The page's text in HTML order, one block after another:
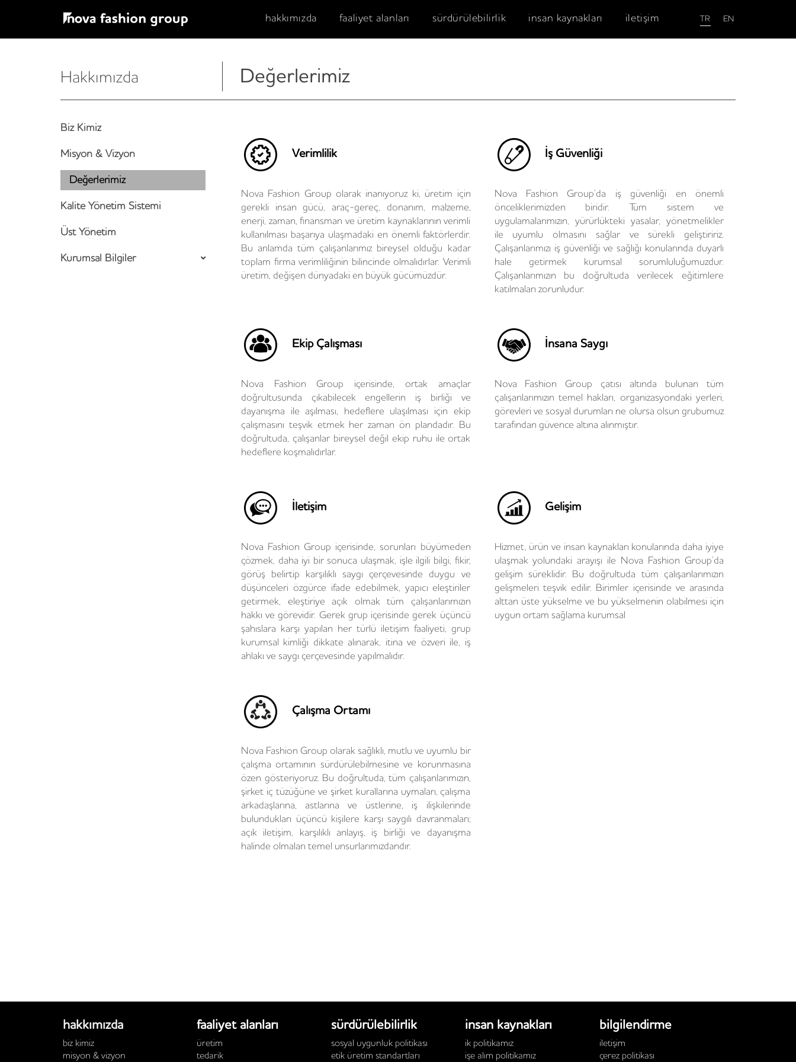
hakkımızda faaliyet alanları sürdürülebilirlik insan kaynakları iletişim TR EN
Hakkımızda Değerlerimiz
Biz Kimiz
Misyon & Vizyon
Değerlerimiz
Kalite Yönetim Sistemi
Üst Yönetim
Kurumsal Bilgiler
Verimlilik
Nova Fashion Group olarak inanıyoruz ki, üretim için
gerekli insan gücü, araç-gereç, donanım, malzeme,
enerji, zaman, finansman ve üretim kaynaklarının verimli
kullanılması başarıya ulaşmadaki en önemli faktörlerdir.
Bu anlamda tüm çalışanlarımız bireysel olduğu kadar
toplam firma verimliliğinin bilincinde olmalıdırlar. Verimli
üretim, değişen dünyadaki en büyük gücümüzdür.
İş Güvenliği
Nova Fashion Group’da iş güvenliği en önemli
önceliklerimizden biridir. Tüm sistem ve
uygulamalarımızın, yürürlükteki yasalar, yönetmelikler
ile uyumlu olmasını sağlar ve sürekli geliştiririz.
Çalışanlarımızı iş güvenliği ve sağlığı konularında duyarlı
hale getirmek kurumsal sorumluluğumuzdur.
Çalışanlarımızın bu doğrultuda verilecek eğitimlere
katılmaları zorunludur.
Ekip Çalışması
Nova Fashion Group içerisinde, ortak amaçlar
doğrultusunda çıkabilecek engellerin iş birliği ve
dayanışma ile aşılması, hedeflere ulaşılması için ekip
çalışmasını teşvik etmek her zaman ön plandadır. Bu
doğrultuda, çalışanlar bireysel değil ekip ruhu ile ortak
hedeflere koşmalıdırlar.
İnsana Saygı
Nova Fashion Group çatısı altında bulunan tüm
çalışanlarımızın temel hakları, organizasyondaki yerleri,
görevleri ve sosyal durumları ne olursa olsun grubumuz
tarafından güvence altına alınmıştır.
İletişim
Nova Fashion Group içerisinde, sorunları büyümeden
çözmek, daha iyi bir sonuca ulaşmak, işle ilgili bilgi, fikir,
görüş belirtip karşılıklı saygı çerçevesinde duygu ve
düşünceleri özgürce ifade edebilmek, yapıcı eleştiriler
getirmek, eleştiriye açık olmak tüm çalışanlarımızın
hakkı ve görevidir. Gerek grup içerisinde gerek üçüncü
şahıslara karşı yapılan her türlü iletişim faaliyeti, grup
kurumsal kimliği dikkate alınarak, itina ve özveri ile, iş
ahlakı ve saygı çerçevesinde yapılmalıdır.
Gelişim
Hizmet, ürün ve insan kaynakları konularında daha iyiye
ulaşmak yolundaki arayışı ile Nova Fashion Group’da
gelişim süreklidir. Bu doğrultuda tüm çalışanlarımızın
gelişmeleri teşvik edilir. Birimler içerisinde ve arasında
alttan üste yükselme ve bu yükselmenin olabilmesi için
uygun ortam sağlama kurumsal
Çalışma Ortamı
Nova Fashion Group olarak sağlıklı, mutlu ve uyumlu bir
çalışma ortamının sürdürülebilmesine ve korunmasına
özen gösteriyoruz. Bu doğrultuda, tüm çalışanlarımızın,
şirket iç tüzüğüne ve şirket kurallarına uymaları, çalışma
arkadaşlarına, astlarına ve üstlerine, iş ilişkilerinde
bulundukları üçüncü kişilere karşı saygılı davranmaları;
açık iletişim, karşılıklı anlayış, iş birliği ve dayanışma
halinde olmaları temel unsurlarımızdandır.
hakkımızda
biz kimiz
misyon & vizyon
faaliyet alanları
üretim
tedarik
sürdürülebilirlik
sosyal uygunluk politikası
etik üretim standartları
i̇nsan kaynakları
i̇k politikamız
i̇şe alım politikamız
bilgilendirme
i̇letişim
çerez politikası